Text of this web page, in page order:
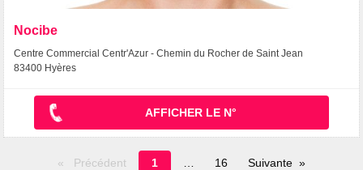
Nocibe
Centre Commercial Centr'Azur - Chemin du Rocher de Saint Jean
83400 Hyères
AFFICHER LE N°
Précédent
Page
1 16 Suivante